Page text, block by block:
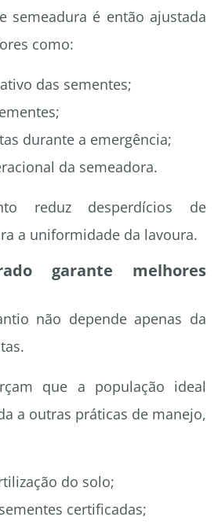
semeadura é então ajustada
como:
das sementes;
durante a emergência;
da semeadora.
reduz desperdícios de
a uniformidade da lavoura.
garante melhores
não depende apenas da
que a população ideal
a outras práticas de manejo,
do solo;
certificadas;